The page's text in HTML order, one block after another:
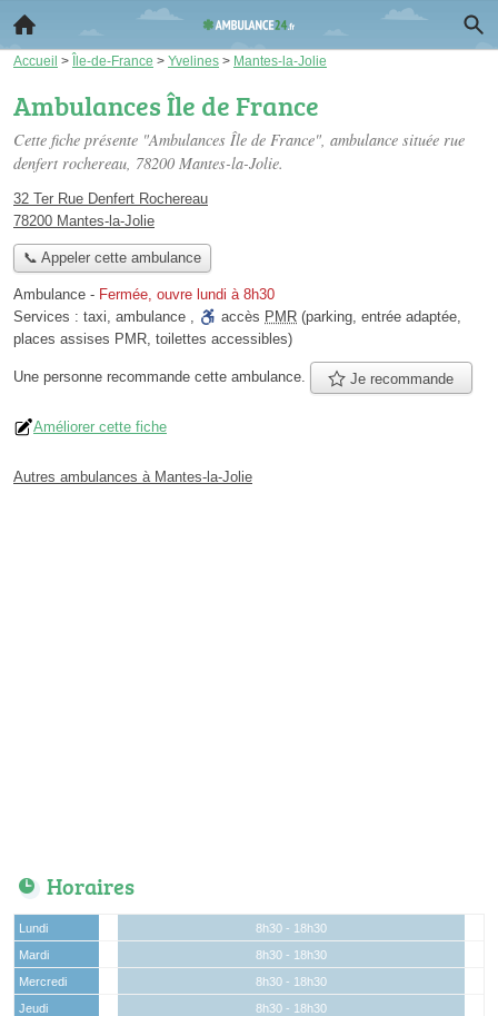
Accueil > Île-de-France > Yvelines > Mantes-la-Jolie
Ambulances Île de France
Cette fiche présente "Ambulances Île de France", ambulance située rue
denfert rochereau, 78200 Mantes-la-Jolie.
32 Ter Rue Denfert Rochereau
78200 Mantes-la-Jolie
📞 Appeler cette ambulance
Ambulance - Fermée, ouvre lundi à 8h30
Services : taxi, ambulance , accès PMR (parking, entrée adaptée,
places assises PMR, toilettes accessibles)
Une personne recommande cette ambulance. Je recommande
Améliorer cette fiche
Autres ambulances à Mantes-la-Jolie
Horaires
Lundi
8h30 - 18h30
Mardi
8h30 - 18h30
Mercredi
8h30 - 18h30
Jeudi
8h30 - 18h30